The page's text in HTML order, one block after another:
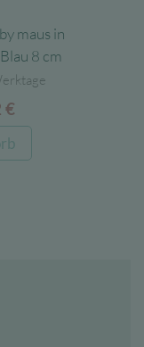
maus in
8 cm
€
Preis
ist: